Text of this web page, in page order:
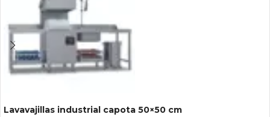
Lavavajillas industrial capota 50×50 cm